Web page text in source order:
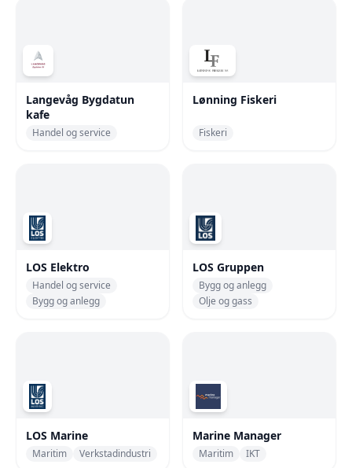
Langevåg Bygdatun
kafe
Handel og service
Lønning Fiskeri
Fiskeri
LOS Elektro
Handel og service
Bygg og anlegg
LOS Gruppen
Bygg og anlegg
Olje og gass
LOS Marine
Maritim Verkstadindustri
Marine Manager
Maritim IKT